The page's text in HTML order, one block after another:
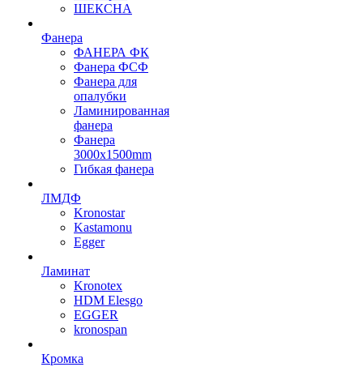
ШЕКСНА
Фанера
ФАНЕРА ФК
Фанера ФСФ
Фанера для
опалубки
Ламинированная
фанера
Фанера
3000х1500mm
Гибкая фанера
ЛМДФ
Kronostar
Kastamonu
Egger
Ламинат
Kronotex
HDM Elesgo
EGGER
kronospan
Кромка